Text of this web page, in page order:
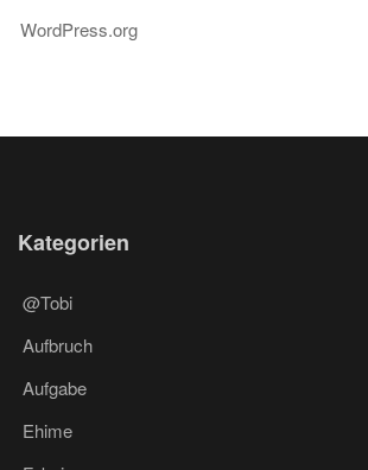
WordPress.org
Kategorien
@Tobi
Aufbruch
Aufgabe
Ehime